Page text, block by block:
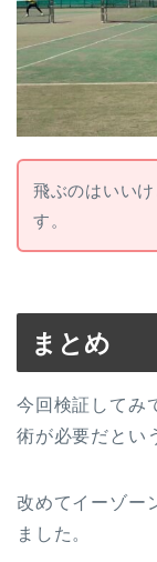
飛ぶのはいい
す。
まとめ
今回検証してみ
術が必要だとい
改めてイーゾー
ました。